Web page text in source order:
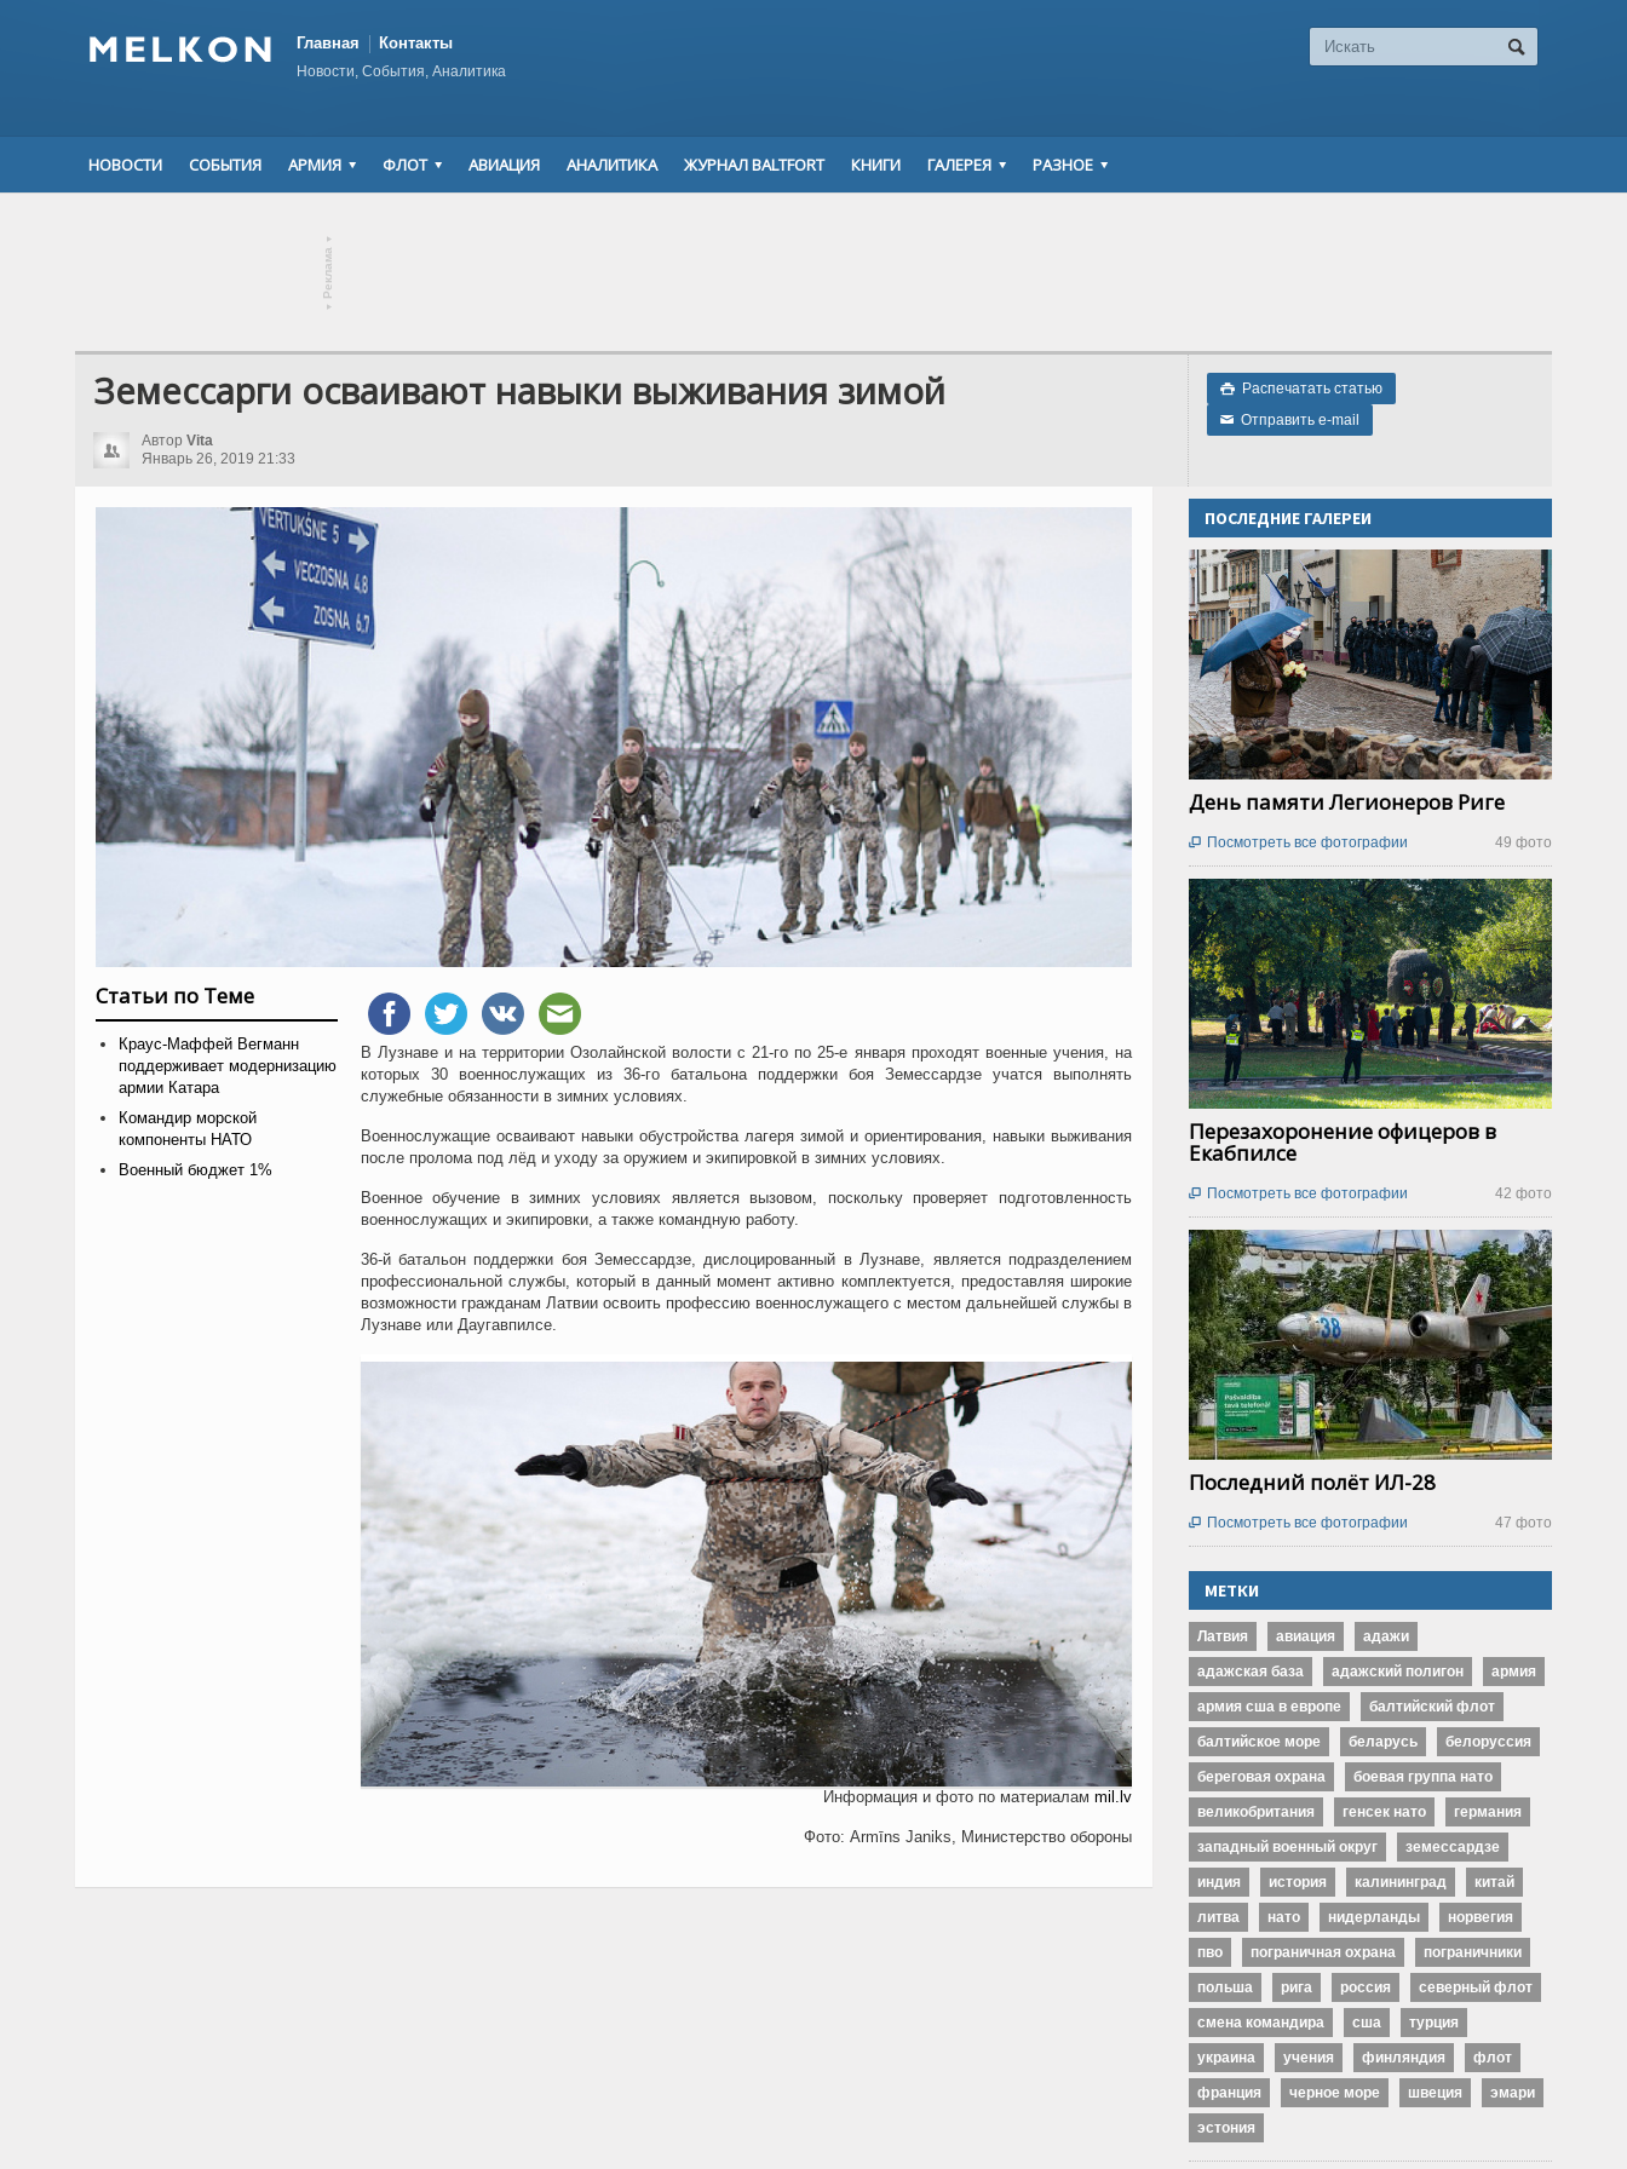
Главная Контакты
Новости, События, Аналитика
НОВОСТИ СОБЫТИЯ АРМИЯ ФЛОТ АВИАЦИЯ АНАЛИТИКА ЖУРНАЛ BALTFORT КНИГИ ГАЛЕРЕЯ РАЗНОЕ
▾
Реклама
▾
 Распечатать статью
✉ Отправить e-mail
Земессарги осваивают навыки выживания зимой
Автор Vita
Январь 26, 2019 21:33
Статьи по Теме
Краус-Маффей Вегманн
поддерживает модернизацию
армии Катара
Командир морской
компоненты НАТО
Военный бюджет 1%
В Лузнаве и на территории Озолайнской волости с 21-го по 25-е января проходят военные учения, на
которых 30 военнослужащих из 36-го батальона поддержки боя Земессардзе учатся выполнять
служебные обязанности в зимних условиях.
Военнослужащие осваивают навыки обустройства лагеря зимой и ориентирования, навыки выживания
после пролома под лёд и уходу за оружием и экипировкой в зимних условиях.
Военное обучение в зимних условиях является вызовом, поскольку проверяет подготовленность
военнослужащих и экипировки, а также командную работу.
36-й батальон поддержки боя Земессардзе, дислоцированный в Лузнаве, является подразделением
профессиональной службы, который в данный момент активно комплектуется, предоставляя широкие
возможности гражданам Латвии освоить профессию военнослужащего с местом дальнейшей службы в
Лузнаве или Даугавпилсе.
Информация и фото по материалам mil.lv
Фото: Armīns Janiks, Министерство обороны
ПОСЛЕДНИЕ ГАЛЕРЕИ
День памяти Легионеров Риге
49 фото
 Посмотреть все фотографии
Перезахоронение офицеров в
Екабпилсе
42 фото
 Посмотреть все фотографии
Последний полёт ИЛ-28
47 фото
 Посмотреть все фотографии
МЕТКИ
Латвия авиация адажи
адажская база адажский полигон армия
армия сша в европе балтийский флот
балтийское море беларусь белоруссия
береговая охрана боевая группа нато
великобритания генсек нато германия
западный военный округ земессардзе
индия история калининград китай
литва нато нидерланды норвегия
пво пограничная охрана пограничники
польша рига россия северный флот
смена командира сша турция
украина учения финляндия флот
франция черное море швеция эмари
эстония